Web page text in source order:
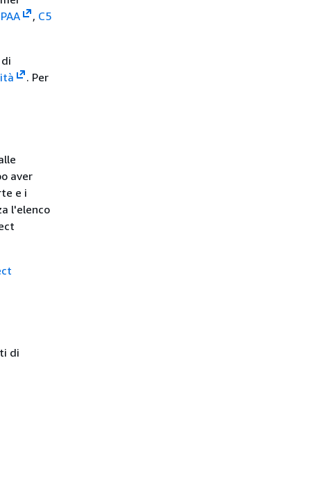
, C5
. Per
aver
e i
l'elenco
di